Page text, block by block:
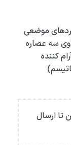
موضعی
سه عصاره
کننده
تا ارسال